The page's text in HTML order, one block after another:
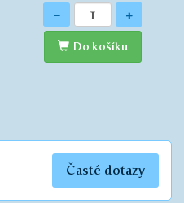
Množství
- +
Do košíku
Časté dotazy